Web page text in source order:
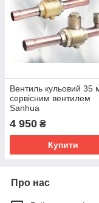
Вентиль кульовий 35
сервісним вентилем
Sanhua
4 950 ₴
Купити
Про нас